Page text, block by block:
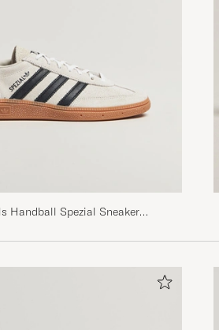
Handball Spezial Sneaker